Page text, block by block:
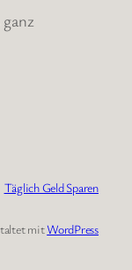
Täglich Geld Sparen
mitWordPress